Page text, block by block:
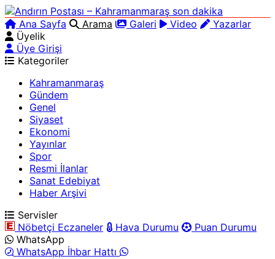
Ana Sayfa Arama Galeri Video
Yazarlar
Üyelik
Üye Girişi
Kategoriler
Kahramanmaraş
Gündem
Genel
Siyaset
Ekonomi
Yayınlar
Spor
Resmi İlanlar
Sanat Edebiyat
Haber Arşivi
Servisler
Nöbetçi Eczaneler
Hava Durumu
Puan Durumu
WhatsApp
WhatsApp İhbar Hattı